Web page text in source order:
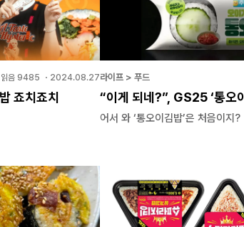
읽음 9485 ・ 2024.08.27
죠치죠치
라이프 > 푸드
“이게 되네?”, GS25 ‘통오
어서 와 ‘통오이김밥’은 처음이지?